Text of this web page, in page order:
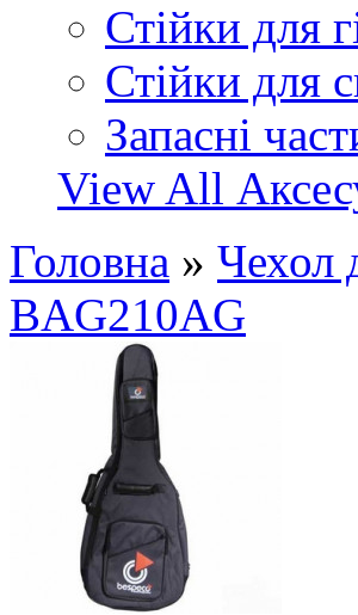
Стійки для
Стійки для
Запасні
View All
Головна » Чехол
BAG210AG